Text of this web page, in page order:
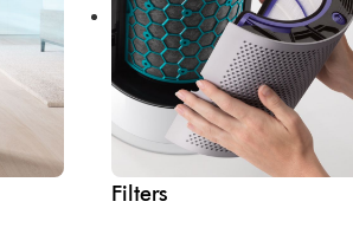
Filters